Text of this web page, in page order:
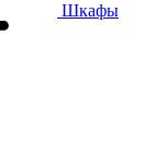
Шкафы